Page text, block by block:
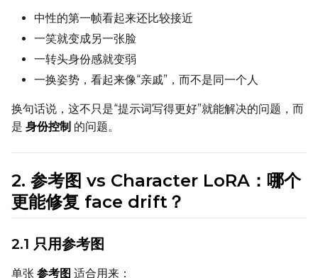
ToggleBlank Prompt
Blank Prompt
VALIDATION
中性的第一帧看起来还比较接近
一笑就变成另一张脸
一转头身份感就变弱
一换姿势，看起来像“亲戚”，而不是同一个人
换句话说，这不只是“提示词写得更好”就能解决的问题，而
是 身份控制 的问题。
2. 参考图 vs Character LoRA：哪个
更能修复 face drift？
2.1 只用参考图
单张 参考图 适合用来：